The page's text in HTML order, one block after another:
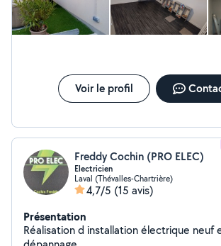
Voir le profil
Freddy Cochin (PRO ELEC)
Electricien
Laval (Thévalles-Chartrière)
4,7/5 (15 avis)
Présentation
Réalisation d installation électrique neuf